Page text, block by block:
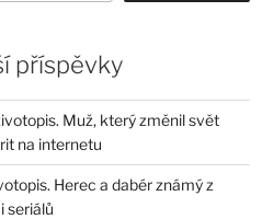
příspěvky
Muž, který změnil svět
na internetu
Herec a dabér známý z
seriálů